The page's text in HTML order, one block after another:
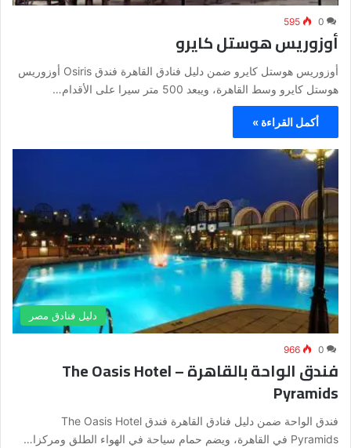
0
595
أوزوريس هوستل كايرو
أوزوريس هوستل كايرو ضمن دليل فنادق القاهرة فندق Osiris أوزوريس
هوستل كايرو وسط القاهرة، ويبعد 500 متر سيرا على الأقدام…
أكمل القراءة »
دليل فنادق مصر
0
966
فندق الواحة بالقاهرة – The Oasis Hotel
Pyramids
فندق الواحة ضمن دليل فنادق القاهرة فندق The Oasis Hotel
Pyramids في القاهرة، ويضم حمام سياحة في الهواء الطلق ومركزا…